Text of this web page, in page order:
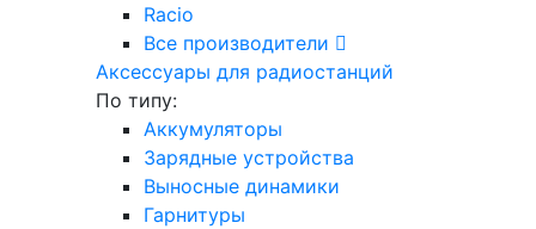
Racio
Все производители
Аксессуары для радиостанций
По типу:
Аккумуляторы
Зарядные устройства
Выносные динамики
Гарнитуры